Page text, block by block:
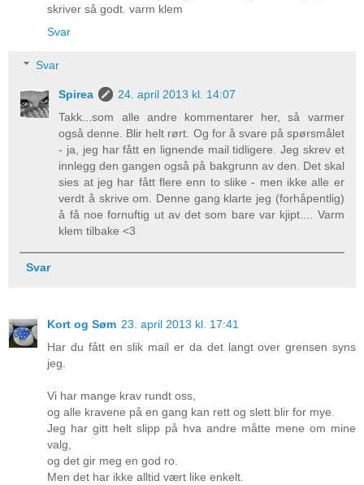
skriver så godt. varm klem
Svar
Svar
Spirea
24. april 2013 kl. 14:07
Takk...som alle andre kommentarer her, så varmer
også denne. Blir helt rørt. Og for å svare på spørsmålet
- ja, jeg har fått en lignende mail tidligere. Jeg skrev et
innlegg den gangen også på bakgrunn av den. Det skal
sies at jeg har fått flere enn to slike - men ikke alle er
verdt å skrive om. Denne gang klarte jeg (forhåpentlig)
å få noe fornuftig ut av det som bare var kjipt.... Varm
klem tilbake <3
Svar
Kort og Søm 23. april 2013 kl. 17:41
Har du fått en slik mail er da det langt over grensen syns
jeg.
Vi har mange krav rundt oss,
og alle kravene på en gang kan rett og slett blir for mye.
Jeg har gitt helt slipp på hva andre måtte mene om mine
valg,
og det gir meg en god ro.
Men det har ikke alltid vært like enkelt.